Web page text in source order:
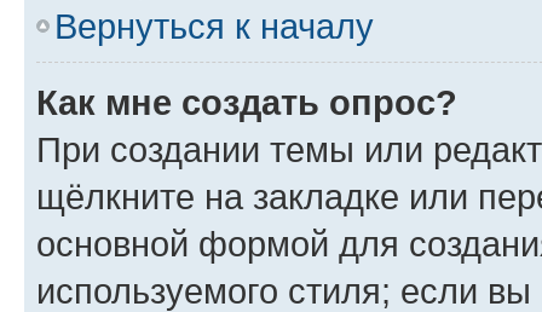
Вернуться к началу
Как мне создать опрос?
При создании темы или
щёлкните на закладке или
основной формой для
используемого стиля; если